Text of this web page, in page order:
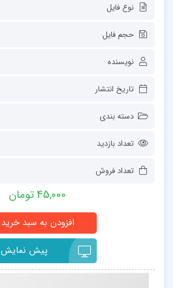
نوع فایل
حجم فایل
نویسنده
تاریخ انتشار
دسته بندی
تعداد بازدید
تعداد فروش
45,000 تومان
پیش نمایش